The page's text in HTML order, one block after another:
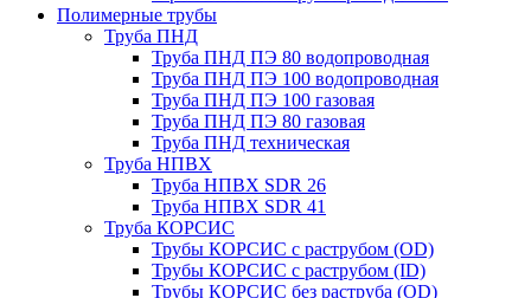
Полимерные трубы
Труба ПНД
Труба ПНД ПЭ 80 водопроводная
Труба ПНД ПЭ 100 водопроводная
Труба ПНД ПЭ 100 газовая
Труба ПНД ПЭ 80 газовая
Труба ПНД техническая
Труба НПВХ
Труба НПВХ SDR 26
Труба НПВХ SDR 41
Труба КОРСИС
Трубы КОРСИС с раструбом (OD)
Трубы КОРСИС с раструбом (ID)
Трубы КОРСИС без раструба (OD)